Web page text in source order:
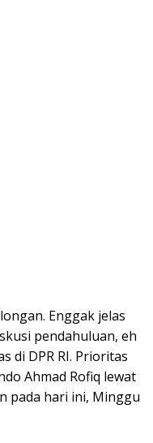
Enggak jelas
pendahuluan, eh
di DPR RI. Prioritas
Ahmad Rofiq lewat
pada hari ini, Minggu